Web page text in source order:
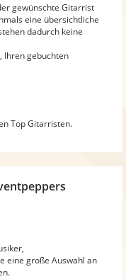
gewünschte Gitarrist
eine übersichtliche
dadurch keine
Ihren gebuchten
Top Gitarristen.
eine große Auswahl an